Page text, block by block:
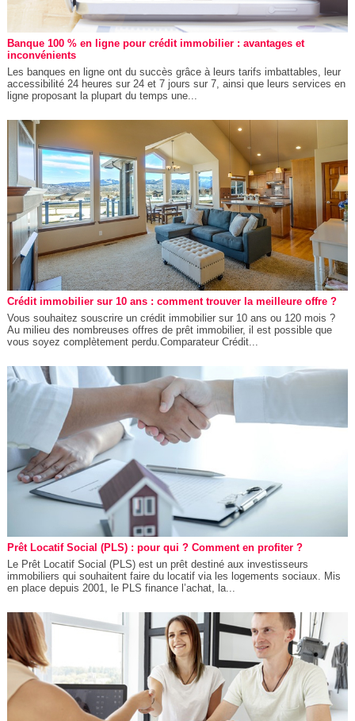
Banque 100 % en ligne pour crédit immobilier : avantages et
inconvénients
Les banques en ligne ont du succès grâce à leurs tarifs imbattables, leur
accessibilité 24 heures sur 24 et 7 jours sur 7, ainsi que leurs services en
ligne proposant la plupart du temps une...
Crédit immobilier sur 10 ans : comment trouver la meilleure offre ?
Vous souhaitez souscrire un crédit immobilier sur 10 ans ou 120 mois ?
Au milieu des nombreuses offres de prêt immobilier, il est possible que
vous soyez complètement perdu.Comparateur Crédit...
Prêt Locatif Social (PLS) : pour qui ? Comment en profiter ?
Le Prêt Locatif Social (PLS) est un prêt destiné aux investisseurs
immobiliers qui souhaitent faire du locatif via les logements sociaux. Mis
en place depuis 2001, le PLS finance l’achat, la...